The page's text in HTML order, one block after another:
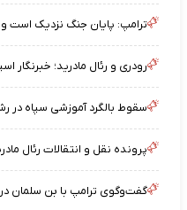
ترامپ: پایان جنگ نزدیک است و
رودری و رئال مادرید؛ خبرنگار
سقوط بالگرد آموزشی سپاه در
پرونده نقل و انتقالات رئال
گفت‌وگوی ترامپ با بن سلمان